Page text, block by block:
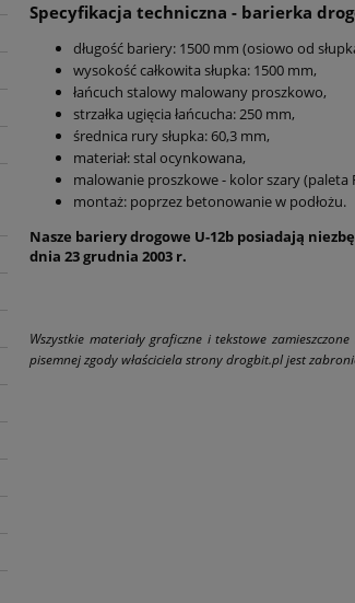
Specyfikacja techniczna - barierka
długość bariery: 1500 mm (osiowo od
wysokość całkowita słupka: 1500 mm,
łańcuch stalowy malowany proszkowo,
strzałka ugięcia łańcucha: 250 mm,
średnica rury słupka:60,3 mm,
materiał: stal ocynkowana,
malowanie proszkowe - kolor szary(paleta
montaż: poprzez betonowanie w podłożu.
Nasze bariery drogowe U-12b posiadają
dnia 23 grudnia 2003 r.
Wszystkie materiały graficzne i tekstowe
pisemnej zgody właściciela strony drogbit.pl jest